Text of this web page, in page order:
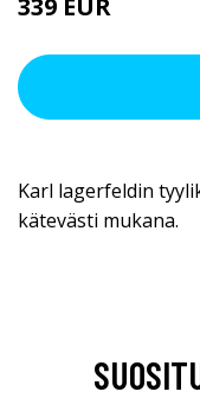
Karl lagerfeldin
kätevästi mukana.